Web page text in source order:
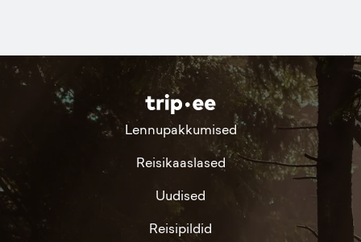
Lennupakkumised
Reisikaaslased
Uudised
Reisipildid